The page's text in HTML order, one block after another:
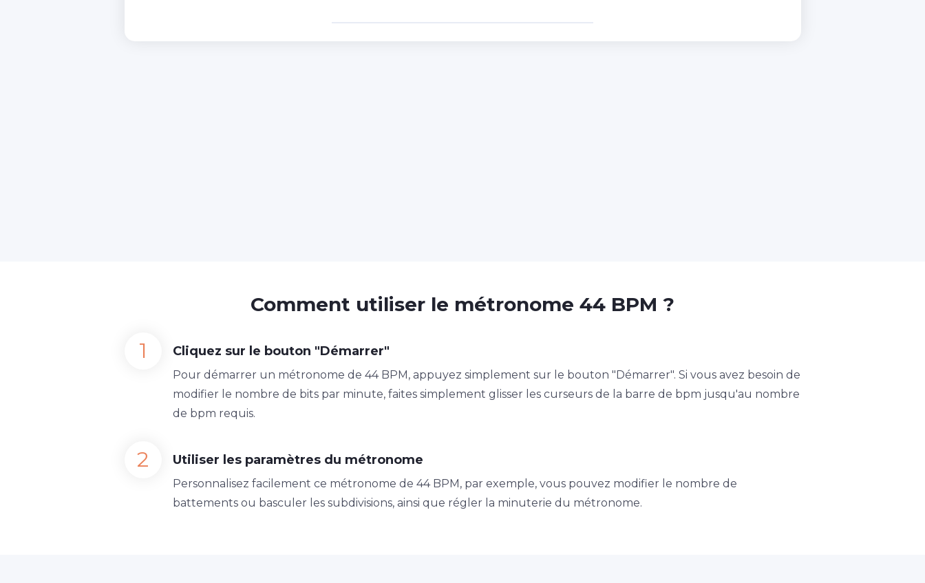
Comment utiliser le métronome 44 BPM ?
Cliquez sur le bouton "Démarrer"
Pour démarrer un métronome de 44 BPM, appuyez simplement sur le bouton "Démarrer". Si vous avez besoin de
modifier le nombre de bits par minute, faites simplement glisser les curseurs de la barre de bpm jusqu'au nombre
de bpm requis.
Utiliser les paramètres du métronome
Personnalisez facilement ce métronome de 44 BPM, par exemple, vous pouvez modifier le nombre de
battements ou basculer les subdivisions, ainsi que régler la minuterie du métronome.